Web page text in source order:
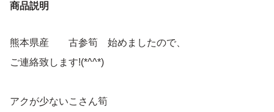
商品説明
熊本県産 古参筍 始めましたので、
ご連絡致します!(*^^*)
アクが少ないこさん筍